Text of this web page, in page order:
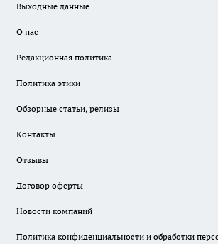
Выходные данные
О нас
Редакционная политика
Политика этики
Обзорные статьи, релизы
Контакты
Отзывы
Договор оферты
Новости компаний
Политика конфиденциальности и обработки